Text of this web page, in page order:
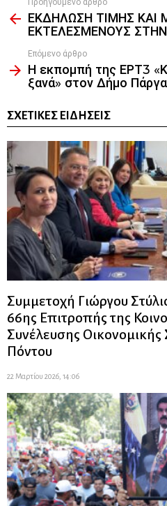
more ΕΚΔΗΛΩΣΗ ΤΙΜΗΣ ΚΑΙ
ΕΚΤΕΛΕΣΜΕΝΟΥΣ
Επόμενο άρθρο
Η εκπομπή της ΕΡΤ3
ξανά» στον Δήμο
ΣΧΕΤΙΚΈΣ ΕΙΔΉΣΕΙΣ
Συμμετοχή Γιώργου
66ης Επιτροπής της
Συνέλευσης Οικονομικής
Πόντου
22 Μαρτίου 2026, 14:06